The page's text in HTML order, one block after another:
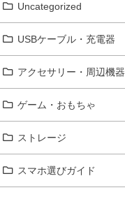
Uncategorized
USBケーブル・充電器
アクセサリー・周辺機器
ゲーム・おもちゃ
ストレージ
スマホ選びガイド